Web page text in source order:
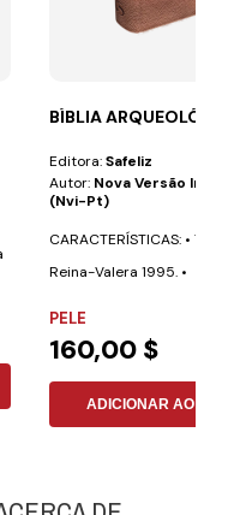
BÍBLIA
Editora:Safeliz
Autor: Nova Versão
(nvi-Pt)
CARACTERÍSTICAS: •
Reina-Valera 1995. •
PELE
160,00 $
ADICIONAR AO